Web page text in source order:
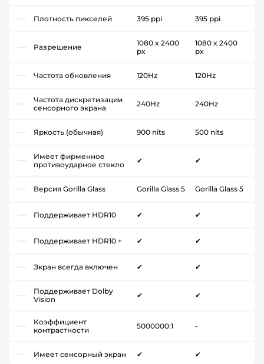
Плотность пикселей 395 ppi 395 ppi
Разрешение
1080 x 2400
px
1080 x 2400
px
Частота обновления 120Hz 120Hz
Частота дискретизации
сенсорного экрана
240Hz 240Hz
Яркость (обычная) 900 nits 500 nits
Имеет фирменное
противоударное стекло
✔ ✔
Версия Gorilla Glass Gorilla Glass 5 Gorilla Glass 5
Поддерживает HDR10 ✔ ✔
Поддерживает HDR10 + ✔ ✔
Экран всегда включен ✔ ✔
Поддерживает Dolby
Vision
✔ ✔
Коэффициент
контрастности
5000000:1 -
Имеет сенсорный экран ✔ ✔